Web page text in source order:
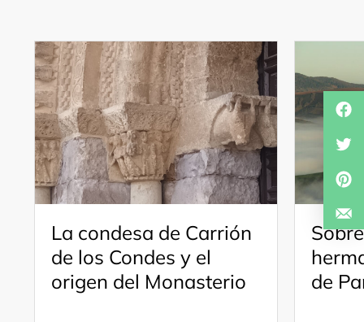
La condesa de Carrión
de los Condes y el
origen del Monasterio
de